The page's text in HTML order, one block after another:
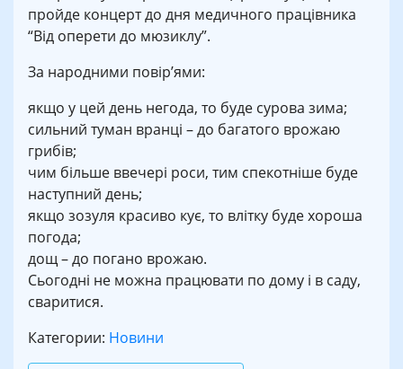
пройде концерт до дня медичного працівника
“Від оперети до мюзиклу”.
За народними повір’ями:
якщо у цей день негода, то буде сурова зима;
сильний туман вранці – до багатого врожаю
грибів;
чим більше ввечері роси, тим спекотніше буде
наступний день;
якщо зозуля красиво кує, то влітку буде хороша
погода;
дощ – до погано врожаю.
Сьогодні не можна працювати по дому і в саду,
сваритися.
Категории: Новини